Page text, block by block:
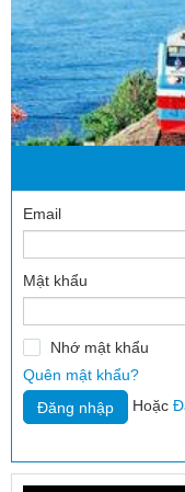
Email
Mật khẩu
Nhớ mật khẩu
Quên mật khẩu?
Hoặc